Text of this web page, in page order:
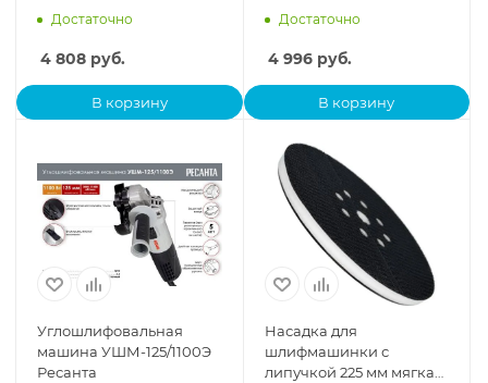
Достаточно
4 808 руб.
В корзину
vertextools 20-1-125
Достаточно
4 996руб.
В корзину
Углошлифовальная
машина УШМ-125/1100Э
Ресанта
Насадка для
шлифмашинки с
липучкой 225 мм мягкая